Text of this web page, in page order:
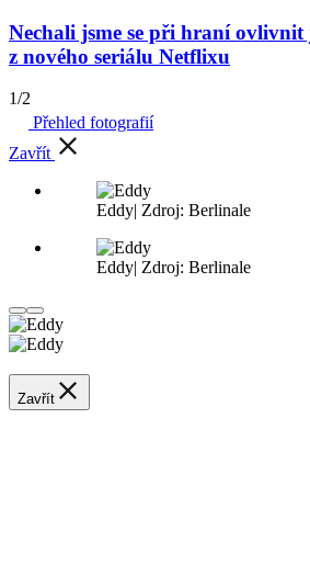
Nechali jsme se při hraní
z nového seriálu Netflixu
1/2
Přehled fotografií
Zavřít
Eddy| Zdroj: Berlinale
Eddy| Zdroj: Berlinale
Zavřít